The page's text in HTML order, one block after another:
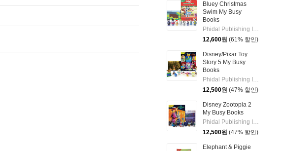
Bluey Christmas
Swim My Busy
Books
Phidal Publishing Inc.
12,600원 (61% 할인)
Disney/Pixar Toy
Story 5 My Busy
Books
Phidal Publishing Inc.
12,500원 (47% 할인)
Disney Zootopia 2
My Busy Books
Phidal Publishing Inc.
12,500원 (47% 할인)
Elephant & Piggie